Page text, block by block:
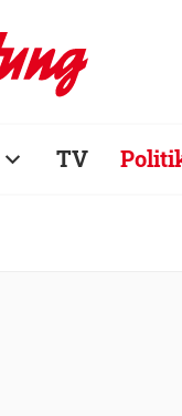
TV